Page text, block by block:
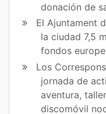
donación de
El Ajuntament
la ciudad 7,5
fondos
Los
jornada de
aventura,
discomóvil